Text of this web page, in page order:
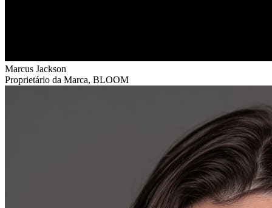
Marcus Jackson
Proprietário da Marca, BLOOM